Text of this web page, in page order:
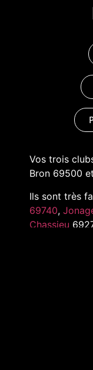
Vos trois
Bron 69500
Ils sont très
69740,
Chassieu